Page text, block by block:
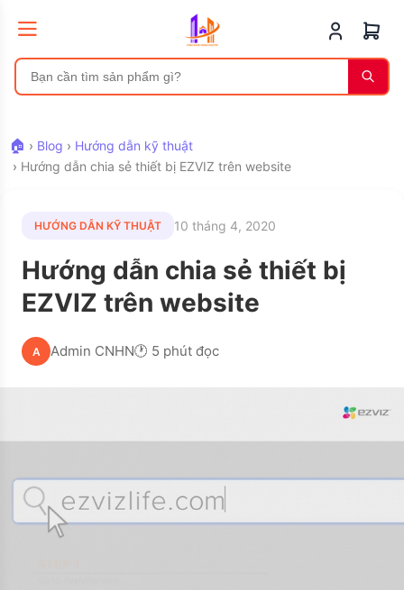
🏠 › Blog › Hướng dẫn kỹ thuật
› Hướng dẫn chia sẻ thiết bị EZVIZ trên website
HƯỚNG DẪN KỸ THUẬT 10 tháng 4, 2020
Hướng dẫn chia sẻ thiết bị
EZVIZ trên website
A Admin CNHN🕐 5 phút đọc